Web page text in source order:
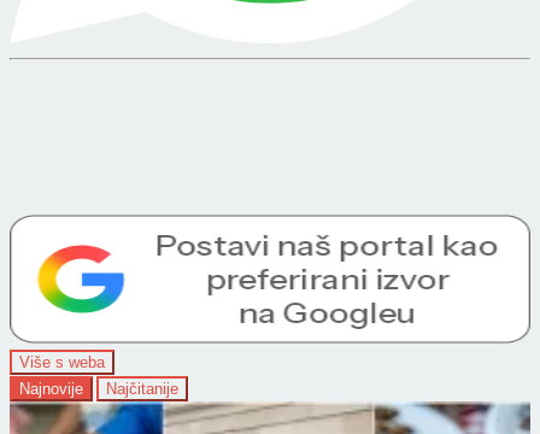
Više s weba
Najnovije
Najčitanije